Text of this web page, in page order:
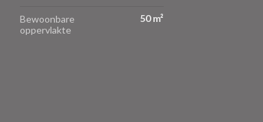
Bewoonbare
oppervlakte
50 m²